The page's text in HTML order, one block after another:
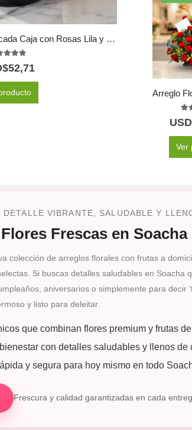
Arreglo Floral LILIAN: Delicada Caja con Rosas Lila y Rojas 🤍
out of 5
52,71
Ver
DETALLE VIBRANTE, SALUDABLE Y
Frescas en Soacha
colección de arreglos florales con frutas a
Si buscas detalles saludables en
aniversarios o simplemente para
y listo para deleitar.
que combinan flores premium y frutas
con detalles saludables y llenos de
y segura para hoy mismo en todo
Frescura y calidad garantizadas en cada